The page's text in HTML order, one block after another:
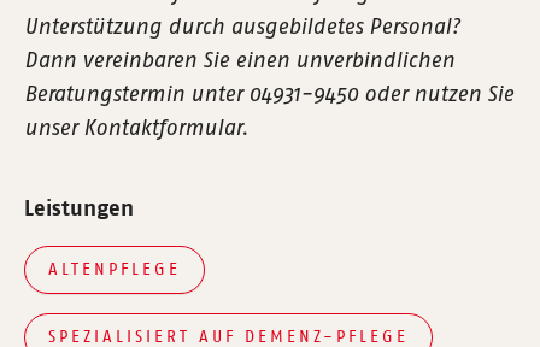
Unterstützung durch ausgebildetes Personal?
Dann vereinbaren Sie einen unverbindlichen
Beratungstermin unter 04931-9450 oder nutzen Sie
unser Kontaktformular.
Leistungen
ALTENPFLEGE
SPEZIALISIERT AUF DEMENZ-PFLEGE